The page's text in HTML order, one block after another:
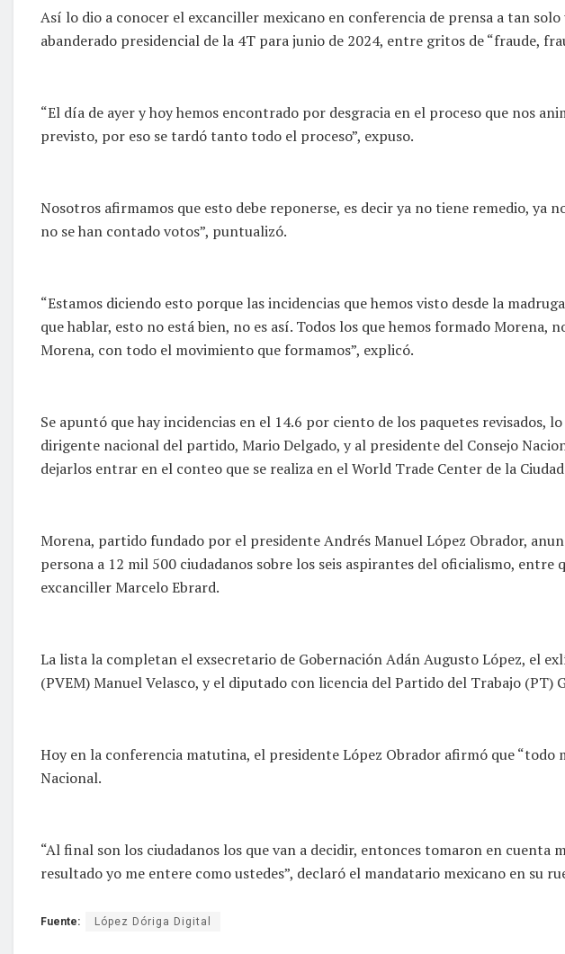
Así lo dio a conocer el excanciller mexicano en conferencia de prensa a tan
abanderado presidencial de la 4T para junio de 2024, entre gritos de “fraude,
“El día de ayer y hoy hemos encontrado por desgracia en el proceso que nos
previsto, por eso se tardó tanto todo el proceso”, expuso.
Nosotros afirmamos que esto debe reponerse, es decir ya no tiene remedio, ya
no se han contado votos”, puntualizó.
“Estamos diciendo esto porque las incidencias que hemos visto desde la
que hablar, esto no está bien, no es así. Todos los que hemos formado Morena,
Morena, con todo el movimiento que formamos”, explicó.
Se apuntó que hay incidencias en el 14.6 por ciento de los paquetes revisados,
dirigente nacional del partido, Mario Delgado, y al presidente del Consejo
dejarlos entrar en el conteo que se realiza en el World Trade Center de la
Morena, partido fundado por el presidente Andrés Manuel López Obrador,
persona a 12 mil 500 ciudadanos sobre los seis aspirantes del oficialismo, entre
excanciller Marcelo Ebrard.
La lista la completan el exsecretario de Gobernación Adán Augusto López, el
(PVEM) Manuel Velasco, y el diputado con licencia del Partido del Trabajo (PT)
Hoy en la conferencia matutina, el presidente López Obrador afirmó que
Nacional.
“Al final son los ciudadanos los que van a decidir, entonces tomaron en cuenta
resultado yo me entere como ustedes”, declaró el mandatario mexicano en su
Fuente: López Dóriga Digital